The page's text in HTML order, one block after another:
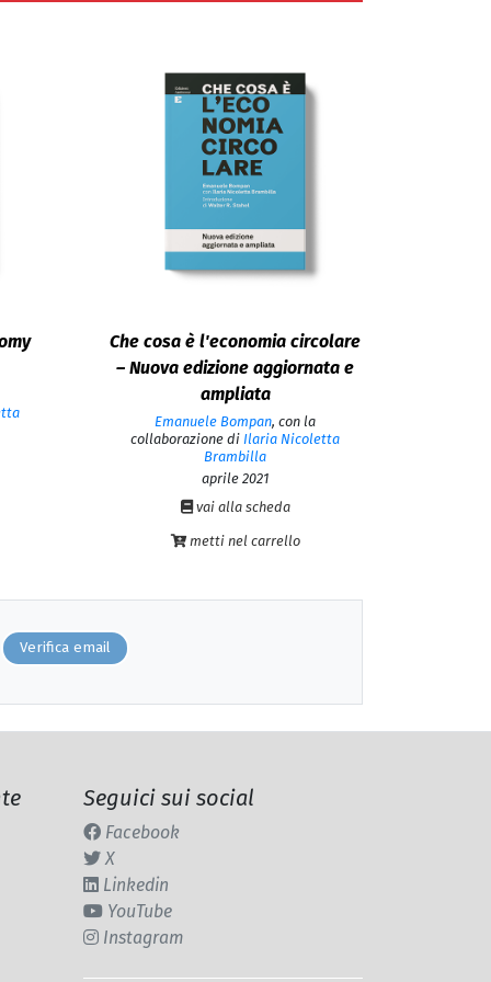
Che cosa è l'economia circolare
– Nuova edizione aggiornata e
ampliata
Emanuele Bompan,con la
collaborazione di Ilaria Nicoletta
Brambilla
aprile 2021
vai alla scheda
metti nel carrello
Verifica email
Seguici sui social
Facebook
X
Linkedin
YouTube
Instagram